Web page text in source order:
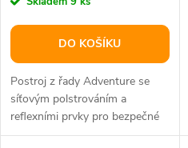
DO KOŠÍKU
Postroj z řady Adventure se
síťovým polstrováním a
reflexními prvky pro bezpečné
užívání.